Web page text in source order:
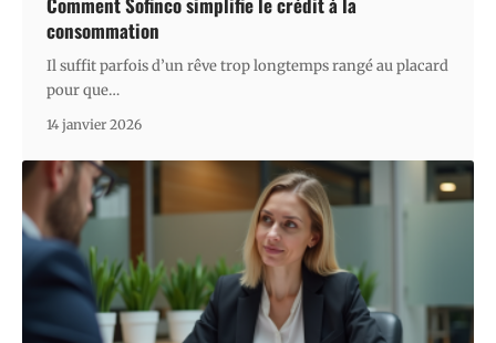
consommation
Il suffit parfois d’un rêve trop longtemps rangé au placard
pour que…
14 janvier 2026